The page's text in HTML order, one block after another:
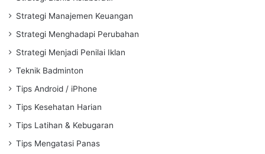
Strategi Manajemen Keuangan
Strategi Menghadapi Perubahan
Strategi Menjadi Penilai Iklan
Teknik Badminton
Tips Android / iPhone
Tips Kesehatan Harian
Tips Latihan & Kebugaran
Tips Mengatasi Panas